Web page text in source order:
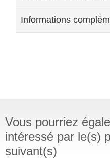
Informations
Vous pourriez
intéressé par le(s)
suivant(s)